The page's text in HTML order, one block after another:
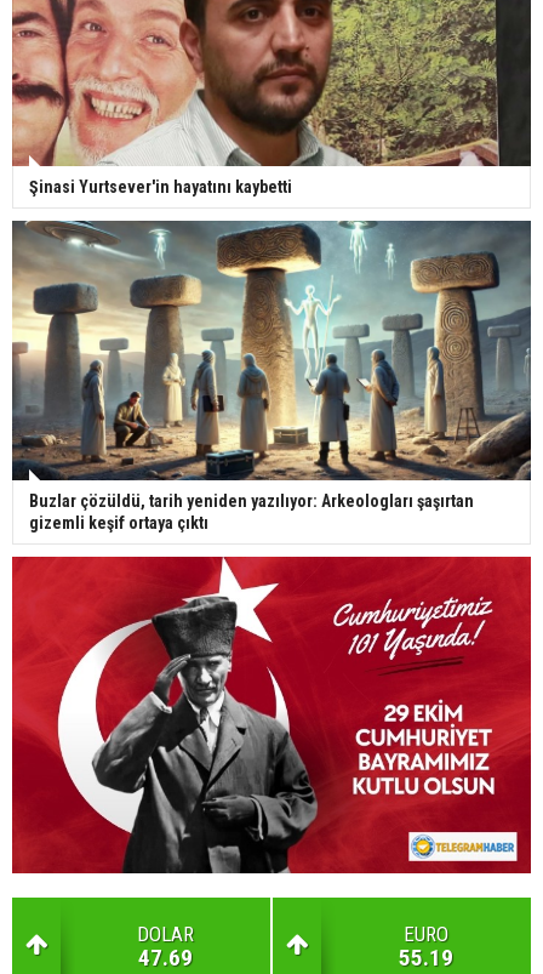
Şinasi Yurtsever'in hayatını kaybetti
Buzlar çözüldü, tarih yeniden yazılıyor: Arkeologları şaşırtan
gizemli keşif ortaya çıktı
DOLAR
47.69
EURO
55.19